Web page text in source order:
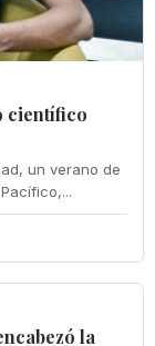
científico
un verano de
la